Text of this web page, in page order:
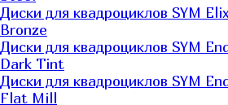
Диски для квадроциклов SYM
Bronze
Диски для квадроциклов SYM
Dark Tint
Диски для квадроциклов SYM
Flat Mill